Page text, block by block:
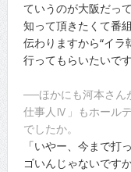
ていうのが大阪だっ
知って頂きたくて番
伝わりますから“イラ
行ってもらいたいです
──ほかにも河本さん
仕事人Ⅳ」もホール
でしたか。
「いやー、今まで打
ゴいんじゃないですか